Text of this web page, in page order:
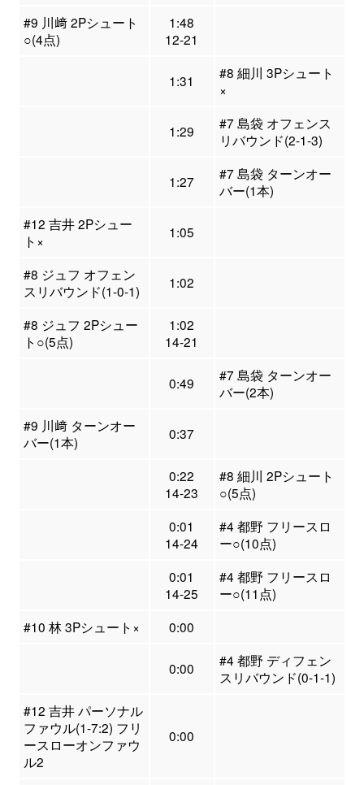
#9 川﨑 2Pシュート
○(4点)
1:48
12-21
1:31
#8 細川 3Pシュート
×
1:29
#7 島袋 オフェンス
リバウンド(2-1-3)
1:27
#7 島袋 ターンオー
バー(1本)
#12 吉井 2Pシュー
ト×
1:05
#8 ジュフ オフェン
スリバウンド(1-0-1)
1:02
#8 ジュフ 2Pシュー
ト○(5点)
1:02
14-21
0:49
#7 島袋 ターンオー
バー(2本)
#9 川﨑 ターンオー
バー(1本)
0:37
0:22
14-23
#8 細川 2Pシュート
○(5点)
0:01
14-24
#4 都野 フリースロ
ー○(10点)
0:01
14-25
#4 都野 フリースロ
ー○(11点)
#10 林 3Pシュート×
0:00
0:00
#4 都野 ディフェン
スリバウンド(0-1-1)
#12 吉井 パーソナル
ファウル(1-7:2) フリ
ースローオンファウ
ル2
0:00